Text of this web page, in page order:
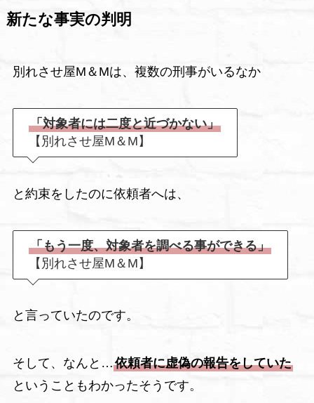
新たな事実の判明
別れさせ屋M＆Mは、複数の刑事がいるなか
「対象者には二度と近づかない」
【別れさせ屋M＆M】
と約束をしたのに依頼者へは、
「もう一度、対象者を調べる事ができる」
【別れさせ屋M＆M】
と言っていたのです。
そして、なんと…依頼者に虚偽の報告をしていた
ということもわかったそうです。